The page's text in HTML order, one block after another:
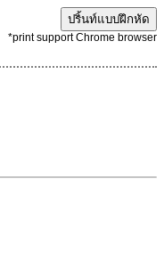
ปริ้นท์แบบฝึกหัด
*print support Chrome browser